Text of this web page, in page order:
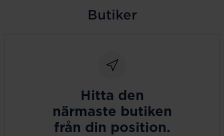
Butiker
Hitta den
närmaste butiken
från din position.